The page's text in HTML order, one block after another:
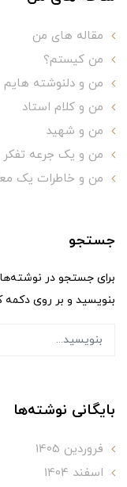
مقاله های من
من کیستم؟
من و دلنوشته هایم
من و کلام استاد
من و شهید
من و یک جرعه تفکر
من و خاطرات یک
جستجو
برای جستجو در
بنویسید و بر روی دکمه
بایگانی نوشته‌ها
فروردین 1405
اسفند 1404